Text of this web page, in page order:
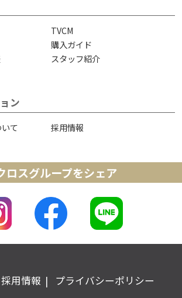
TVCM
購入ガイド
スタッフ紹介
ン
て
採用情報
ロスグループをシェア
採用情報 プライバシーポリシー